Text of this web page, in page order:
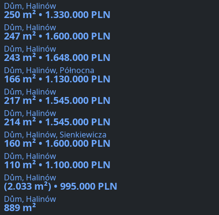
Dům, Halinów
250 m² • 1.330.000 PLN
Dům, Halinów
247 m² • 1.600.000 PLN
Dům, Halinów
243 m² • 1.648.000 PLN
Dům, Halinów, Północna
166 m² • 1.130.000 PLN
Dům, Halinów
217 m² • 1.545.000 PLN
Dům, Halinów
214 m² • 1.545.000 PLN
Dům, Halinów, Sienkiewicza
160 m² • 1.600.000 PLN
Dům, Halinów
110 m² • 1.100.000 PLN
Dům, Halinów
(2.033 m²) • 995.000 PLN
Dům, Halinów
889 m²